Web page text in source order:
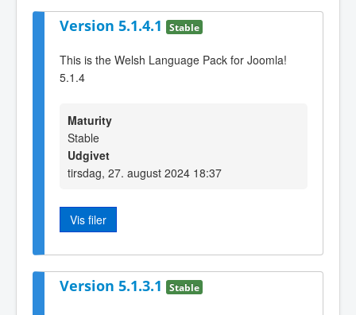
Version 5.1.4.1 Stable
This is the Welsh Language Pack for Joomla!
5.1.4
Maturity
Stable
Udgivet
tirsdag, 27. august 2024 18:37
Vis filer
Version 5.1.3.1 Stable